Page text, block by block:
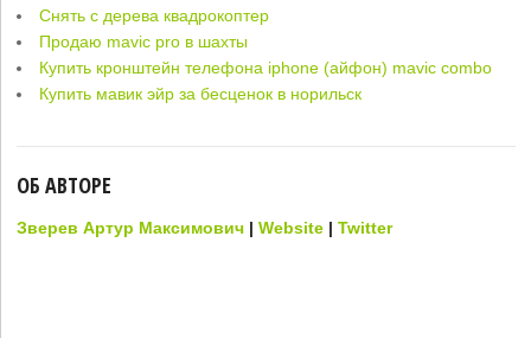
Снять с дерева квадрокоптер
Продаю mavic pro в шахты
Купить кронштейн телефона iphone (айфон) mavic combo
Купить мавик эйр за бесценок в норильск
ОБ АВТОРЕ
Зверев Артур Максимович |Website |Twitter